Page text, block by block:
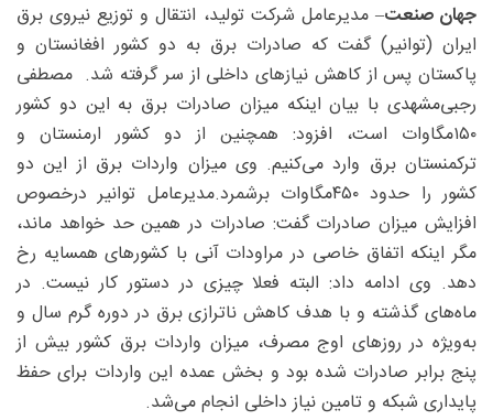
جهان صنعت– مدیرعامل شرکت تولید، انتقال و توزیع نیروی برق
ایران (توانیر) گفت که صادرات برق به دو کشور افغانستان و
پاکستان پس از کاهش نیازهای داخلی از سر گرفته شد. مصطفی
رجبی‌مشهدی با بیان اینکه میزان صادرات برق به این دو کشور
۱۵۰مگاوات است، افزود: همچنین از دو کشور ارمنستان و
ترکمنستان برق وارد می‌کنیم. وی میزان واردات برق از این دو
کشور را حدود ۴۵۰‌مگاوات برشمرد.مدیرعامل توانیر درخصوص
افزایش میزان صادرات گفت: صادرات در همین حد خواهد ماند،
مگر اینکه اتفاق خاصی در مراودات آنی با کشورهای همسایه رخ
دهد. وی ادامه داد: البته فعلا چیزی در دستور کار نیست. در
ماه‌های گذشته و با هدف کاهش ناترازی برق در دوره گرم سال و
به‌ویژه در روزهای اوج مصرف، میزان واردات برق کشور بیش از
پنج برابر صادرات شده بود و بخش عمده این واردات برای حفظ
پایداری شبکه و تامین نیاز داخلی انجام می‌شد.